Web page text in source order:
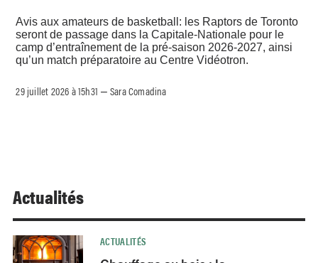
Avis aux amateurs de basketball: les Raptors de Toronto
seront de passage dans la Capitale-Nationale pour le
camp d’entraînement de la pré-saison 2026-2027, ainsi
qu’un match préparatoire au Centre Vidéotron.
29 juillet 2026 à 15h31 –Sara Comadina
Actualités
ACTUALITÉS